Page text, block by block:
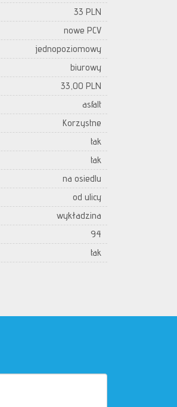
33 PLN
nowe PCV
jednopoziomowy
biurowy
33,00 PLN
asfalt
Korzystne
tak
tak
na osiedlu
od ulicy
wykładzina
94
tak